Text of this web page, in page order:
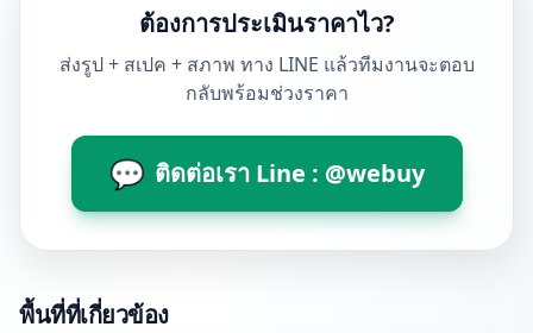
ต้องการประเมินราคาไว?
ส่งรูป + สเปค + สภาพ ทาง LINE แล้วทีมงานจะตอบ
กลับพร้อมช่วงราคา
💬 ติดต่อเรา Line : @webuy
พื้นที่ที่เกี่ยวข้อง